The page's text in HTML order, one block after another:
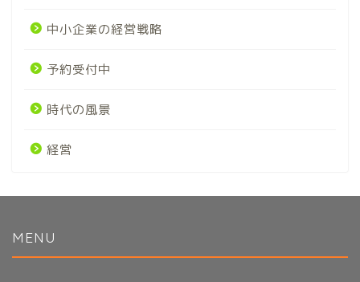
中小企業の経営戦略
予約受付中
時代の風景
経営
MENU